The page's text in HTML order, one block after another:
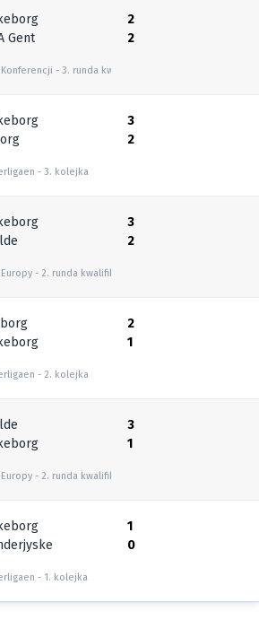
Gent
Konferencji 3. runda kwalifikacyjna
2
2
3. kolejka
3
2
2. runda kwalifikacyjna
3
2
2. kolejka
2
1
2. runda kwalifikacyjna
3
1
1. kolejka
1
0